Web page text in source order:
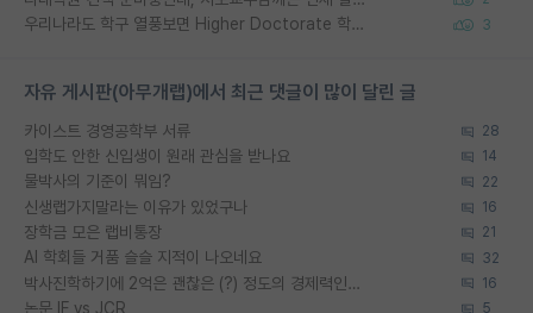
우리나라도 학구 열풍보면 Higher Doctorate 학위가 필요하다고 봅니다. 3
자유 게시판(아무개랩)에서 최근 댓글이 많이 달린 글
카이스트 경영공학부 서류 28
입학도 안한 신입생이 원래 관심을 받나요 14
물박사의 기준이 뭐임? 22
신생랩가지말라는 이유가 있었구나 16
장학금 모은 랩비통장 21
AI 학회들 거품 슬슬 지적이 나오네요 32
박사진학하기에 2억은 괜찮은 (?) 정도의 경제력인가요 16
논문 IF vs JCR 5